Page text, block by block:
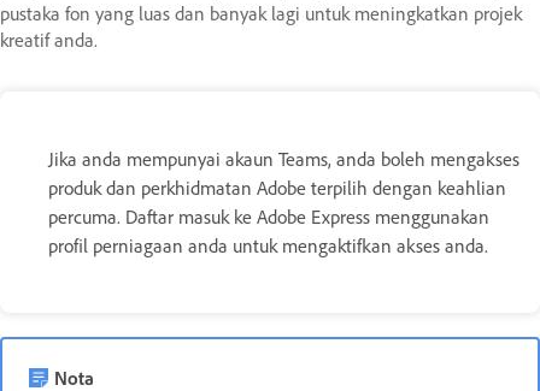
pustaka fon yang luas dan banyak lagi untuk meningkatkan projek
kreatif anda.
Jika anda mempunyai akaun Teams, anda boleh mengakses
produk dan perkhidmatan Adobe terpilih dengan keahlian
percuma. Daftar masuk ke Adobe Express menggunakan
profil perniagaan anda untuk mengaktifkan akses anda.
Nota